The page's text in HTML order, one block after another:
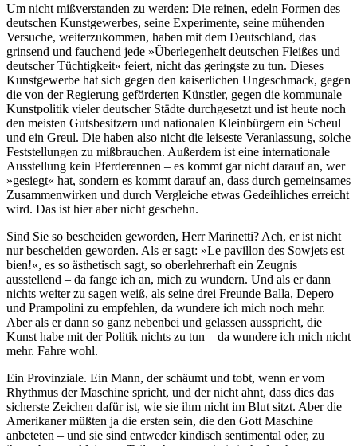
Um nicht mißverstanden zu werden: Die reinen, edeln Formen des
deutschen Kunstgewerbes, seine Experimente, seine mühenden
Versuche, weiterzukommen, haben mit dem Deutschland, das
grinsend und fauchend jede »Überlegenheit deutschen Fleißes und
deutscher Tüchtigkeit« feiert, nicht das geringste zu tun. Dieses
Kunstgewerbe hat sich gegen den kaiserlichen Ungeschmack, gegen
die von der Regierung geförderten Künstler, gegen die kommunale
Kunstpolitik vieler deutscher Städte durchgesetzt und ist heute noch
den meisten Gutsbesitzern und nationalen Kleinbürgern ein Scheul
und ein Greul. Die haben also nicht die leiseste Veranlassung, solche
Feststellungen zu mißbrauchen. Außerdem ist eine internationale
Ausstellung kein Pferderennen – es kommt gar nicht darauf an, wer
»gesiegt« hat, sondern es kommt darauf an, dass durch gemeinsames
Zusammenwirken und durch Vergleiche etwas Gedeihliches erreicht
wird. Das ist hier aber nicht geschehn.
Sind Sie so bescheiden geworden, Herr Marinetti? Ach, er ist nicht
nur bescheiden geworden. Als er sagt: »Le pavillon des Sowjets est
bien!«, es so ästhetisch sagt, so oberlehrerhaft ein Zeugnis
ausstellend – da fange ich an, mich zu wundern. Und als er dann
nichts weiter zu sagen weiß, als seine drei Freunde Balla, Depero
und Prampolini zu empfehlen, da wundere ich mich noch mehr.
Aber als er dann so ganz nebenbei und gelassen ausspricht, die
Kunst habe mit der Politik nichts zu tun – da wundere ich mich nicht
mehr. Fahre wohl.
Ein Provinziale. Ein Mann, der schäumt und tobt, wenn er vom
Rhythmus der Maschine spricht, und der nicht ahnt, dass dies das
sicherste Zeichen dafür ist, wie sie ihm nicht im Blut sitzt. Aber die
Amerikaner müßten ja die ersten sein, die den Gott Maschine
anbeteten – und sie sind entweder kindisch sentimental oder, zu